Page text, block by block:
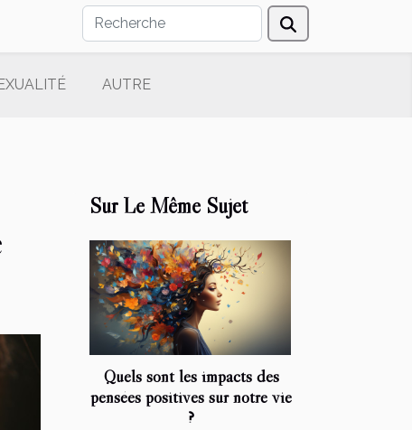
AUTRE
Sur Le Même Sujet
Quels sont les impacts des
pensées positives sur notre vie
?